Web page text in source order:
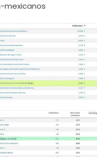
mexicanos